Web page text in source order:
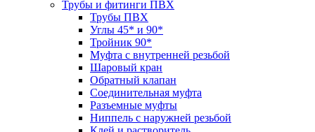
Трубы и фитинги ПВХ
Трубы ПВХ
Углы 45* и 90*
Тройник 90*
Муфта с внутренней резьбой
Шаровый кран
Обратный клапан
Соединительная муфта
Разъемные муфты
Ниппель с наружней резьбой